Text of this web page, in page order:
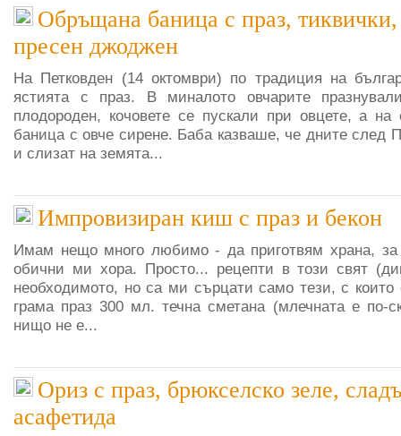
Обръщана баница с праз,
пресен джоджен
На Петковден (14 октомври) по традиция на
ястията с праз. В миналото овчарите
плодороден, кочовете се пускали при овцете, а
баница с овче сирене. Баба казваше, че дните след
и слизат на земята...
Импровизиран киш с праз и бекон
Имам нещо много любимо - да приготвям храна, за
обични ми хора. Просто... рецепти в този свят
необходимото, но са ми сърцати само тези, с които
грама праз 300 мл. течна сметана (млечната е по-
нищо не е...
Ориз с праз, брюкселско зеле,
асафетида